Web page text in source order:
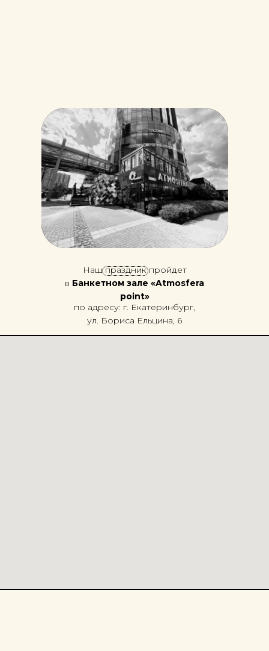
Наш праздник пройдет
в Банкетном зале «Atmosfera
point»
по адресу: г. Екатеринбург,
ул. Бориса Ельцина, 6